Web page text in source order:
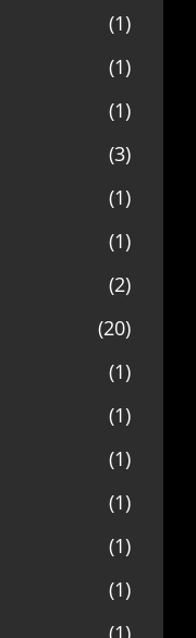
(1)
(1)
(1)
(3)
(1)
(1)
(2)
(20)
(1)
(1)
(1)
(1)
(1)
(1)
(1)